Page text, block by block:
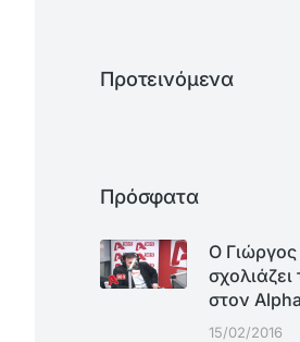
Προτεινόμενα
Πρόσφατα
Ο
σχολιάζει
στον
15/02/2016